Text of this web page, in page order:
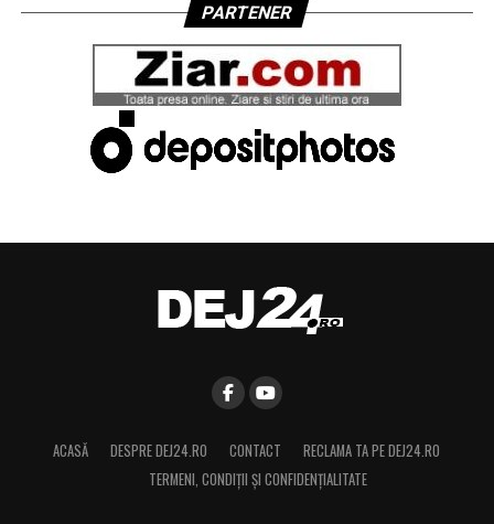
PARTENER
ACASĂ DESPRE DEJ24.RO CONTACT
RECLAMA TA PE DEJ24.RO
TERMENI, CONDIŢII ȘI CONFIDENȚIALITATE